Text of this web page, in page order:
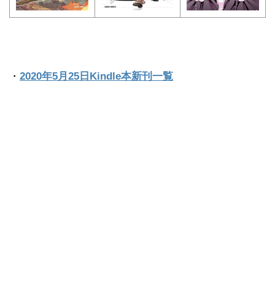
・ 2020年5月25日Kindle本新刊一覧